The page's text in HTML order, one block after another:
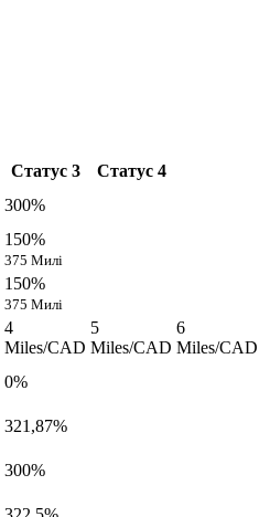
Статус 3
Статус 4
300%
150%
375 Милі
150%
375 Милі
4
Miles/CAD
5
Miles/CAD
6
Miles/CAD
0%
321,87%
300%